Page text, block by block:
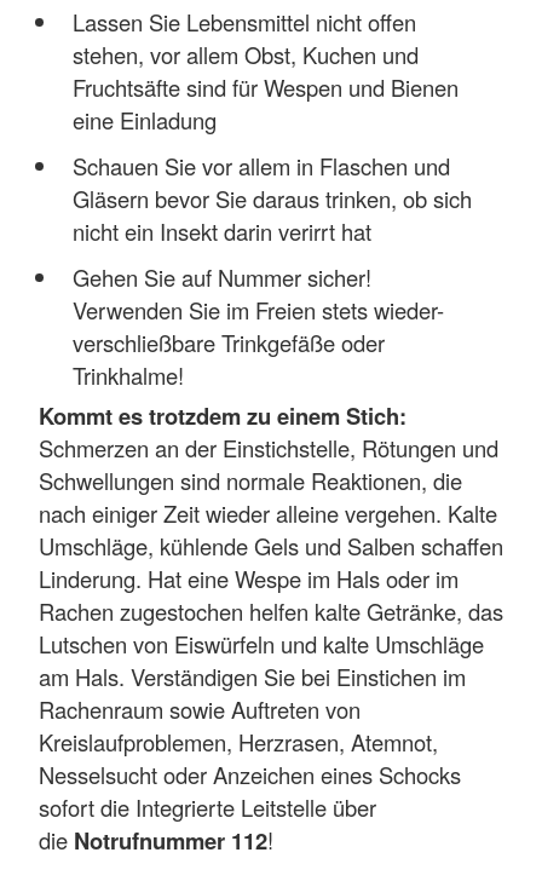
Lassen Sie Lebensmittel nicht offen
stehen, vor allem Obst, Kuchen und
Fruchtsäfte sind für Wespen und Bienen
eine Einladung
Schauen Sie vor allem in Flaschen und
Gläsern bevor Sie daraus trinken, ob sich
nicht ein Insekt darin verirrt hat
Gehen Sie auf Nummer sicher!
Verwenden Sie im Freien stets wieder-
verschließbare Trinkgefäße oder
Trinkhalme!
Kommt es trotzdem zu einem Stich:
Schmerzen an der Einstichstelle, Rötungen und
Schwellungen sind normale Reaktionen, die
nach einiger Zeit wieder alleine vergehen. Kalte
Umschläge, kühlende Gels und Salben schaffen
Linderung. Hat eine Wespe im Hals oder im
Rachen zugestochen helfen kalte Getränke, das
Lutschen von Eiswürfeln und kalte Umschläge
am Hals. Verständigen Sie bei Einstichen im
Rachenraum sowie Auftreten von
Kreislaufproblemen, Herzrasen, Atemnot,
Nesselsucht oder Anzeichen eines Schocks
sofort die Integrierte Leitstelle über
die Notrufnummer 112!